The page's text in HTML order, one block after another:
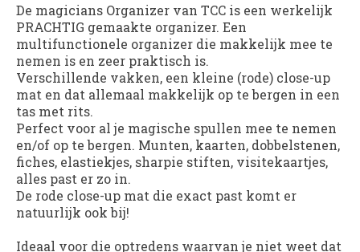
De magicians Organizer van TCC is een werkelijk
PRACHTIG gemaakte organizer. Een
multifunctionele organizer die makkelijk mee te
nemen is en zeer praktisch is.
Verschillende vakken, een kleine (rode) close-up
mat en dat allemaal makkelijk op te bergen in een
tas met rits.
Perfect voor al je magische spullen mee te nemen
en/of op te bergen. Munten, kaarten, dobbelstenen,
fiches, elastiekjes, sharpie stiften, visitekaartjes,
alles past er zo in.
De rode close-up mat die exact past komt er
natuurlijk ook bij!
Ideaal voor die optredens waarvan je niet weet dat